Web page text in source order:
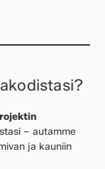
– autamme
ja kauniin